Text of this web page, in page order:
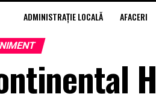
ADMINISTRAȚIE LOCALĂ AFACERI